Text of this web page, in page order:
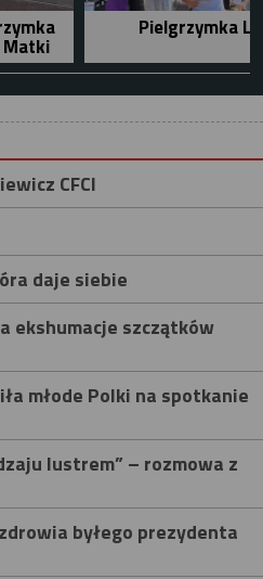
Matki
Pielgrzymka
CFCI
daje siebie
ekshumacje szczątków
młode Polki na spotkanie
lustrem” – rozmowa z
byłego prezydenta